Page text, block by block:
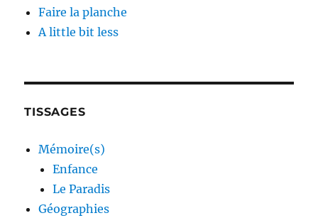
Faire la planche
A little bit less
TISSAGES
Mémoire(s)
Enfance
Le Paradis
Géographies